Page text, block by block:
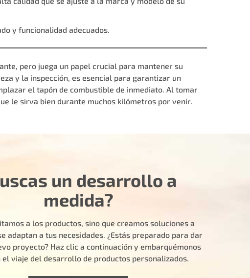
y funcionalidad adecuados.
pero juega un papel crucial para mantener su
y la inspección, es esencial para garantizar un
el tapón de combustible de inmediato. Al tomar
le sirva bien durante muchos kilómetros por venir.
un desarrollo a
medida?
a los productos, sino que creamos soluciones a
adaptan a tus necesidades. ¿Estás preparado para dar
proyecto? Haz clic a continuación y embarquémonos
el viaje del desarrollo de productos personalizados.